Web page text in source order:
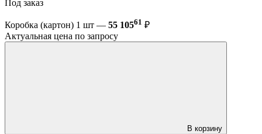
Под заказ
Коробка (картон) 1 шт — 55 10561 ₽
Актуальная цена по запросу
В корзину